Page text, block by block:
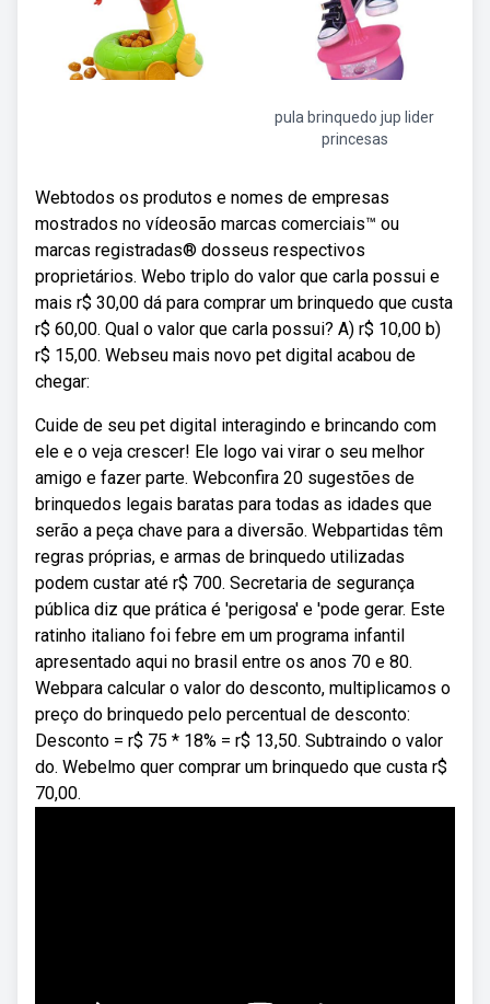
pula brinquedo jup lider
princesas
Webtodos os produtos e nomes de empresas
mostrados no vídeosão marcas comerciais™️ ou
marcas registradas®️ dosseus respectivos
proprietários. Webo triplo do valor que carla possui e
mais r$ 30,00 dá para comprar um brinquedo que custa
r$ 60,00. Qual o valor que carla possui? A) r$ 10,00 b)
r$ 15,00. Webseu mais novo pet digital acabou de
chegar:
Cuide de seu pet digital interagindo e brincando com
ele e o veja crescer! Ele logo vai virar o seu melhor
amigo e fazer parte. Webconfira 20 sugestões de
brinquedos legais baratas para todas as idades que
serão a peça chave para a diversão. Webpartidas têm
regras próprias, e armas de brinquedo utilizadas
podem custar até r$ 700. Secretaria de segurança
pública diz que prática é 'perigosa' e 'pode gerar. Este
ratinho italiano foi febre em um programa infantil
apresentado aqui no brasil entre os anos 70 e 80.
Webpara calcular o valor do desconto, multiplicamos o
preço do brinquedo pelo percentual de desconto:
Desconto = r$ 75 * 18% = r$ 13,50. Subtraindo o valor
do. Webelmo quer comprar um brinquedo que custa r$
70,00.